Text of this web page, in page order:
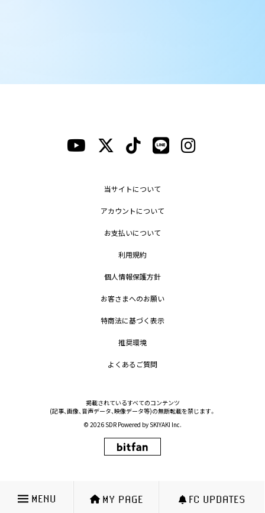
MENU MY PAGE FC UPDATES
当サイトについて
アカウントについて
お支払いについて
利用規約
個人情報保護方針
お客さまへのお願い
特商法に基づく表示
推奨環境
よくあるご質問
掲載されているすべてのコンテンツ
(記事、画像、音声データ、映像データ等)の無断転載を禁じます。
© 2026 SDR Powered by SKIYAKI Inc.